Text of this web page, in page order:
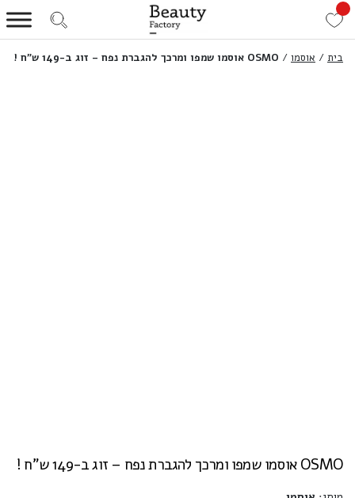
בית / אוסמו / OSMO אוסמו שמפו ומרכך להגברת נפח – זוג ב-149 ש”ח !
OSMO אוסמו שמפו ומרכך להגברת נפח – זוג ב-149 ש"ח !